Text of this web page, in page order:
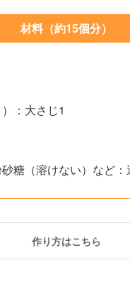
材料（約15個分）
：大さじ1
糖（溶けない）など：
作り方はこちら